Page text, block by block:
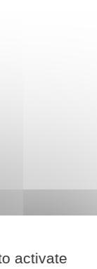
activate